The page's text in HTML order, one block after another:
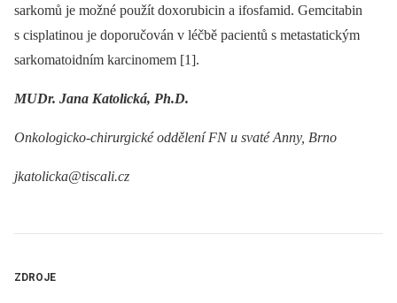
sarkomů je možné použít doxorubicin ­a ifosfamid. Gemci­tabin
s cisplatinou je doporučován v léčbě pacientů s metasta­tickým
sarkomatoidním karcinomem [1].
MUDr. Jana Katolická, Ph.D.
Onkologicko-chirurgické oddělení FN u svaté Anny, Brno
jkatolicka@tiscali.cz
ZDROJE